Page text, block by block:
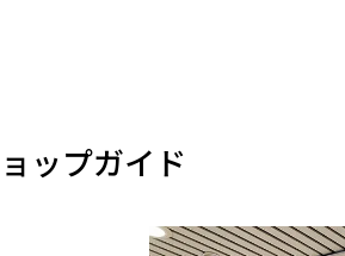
ップガイド